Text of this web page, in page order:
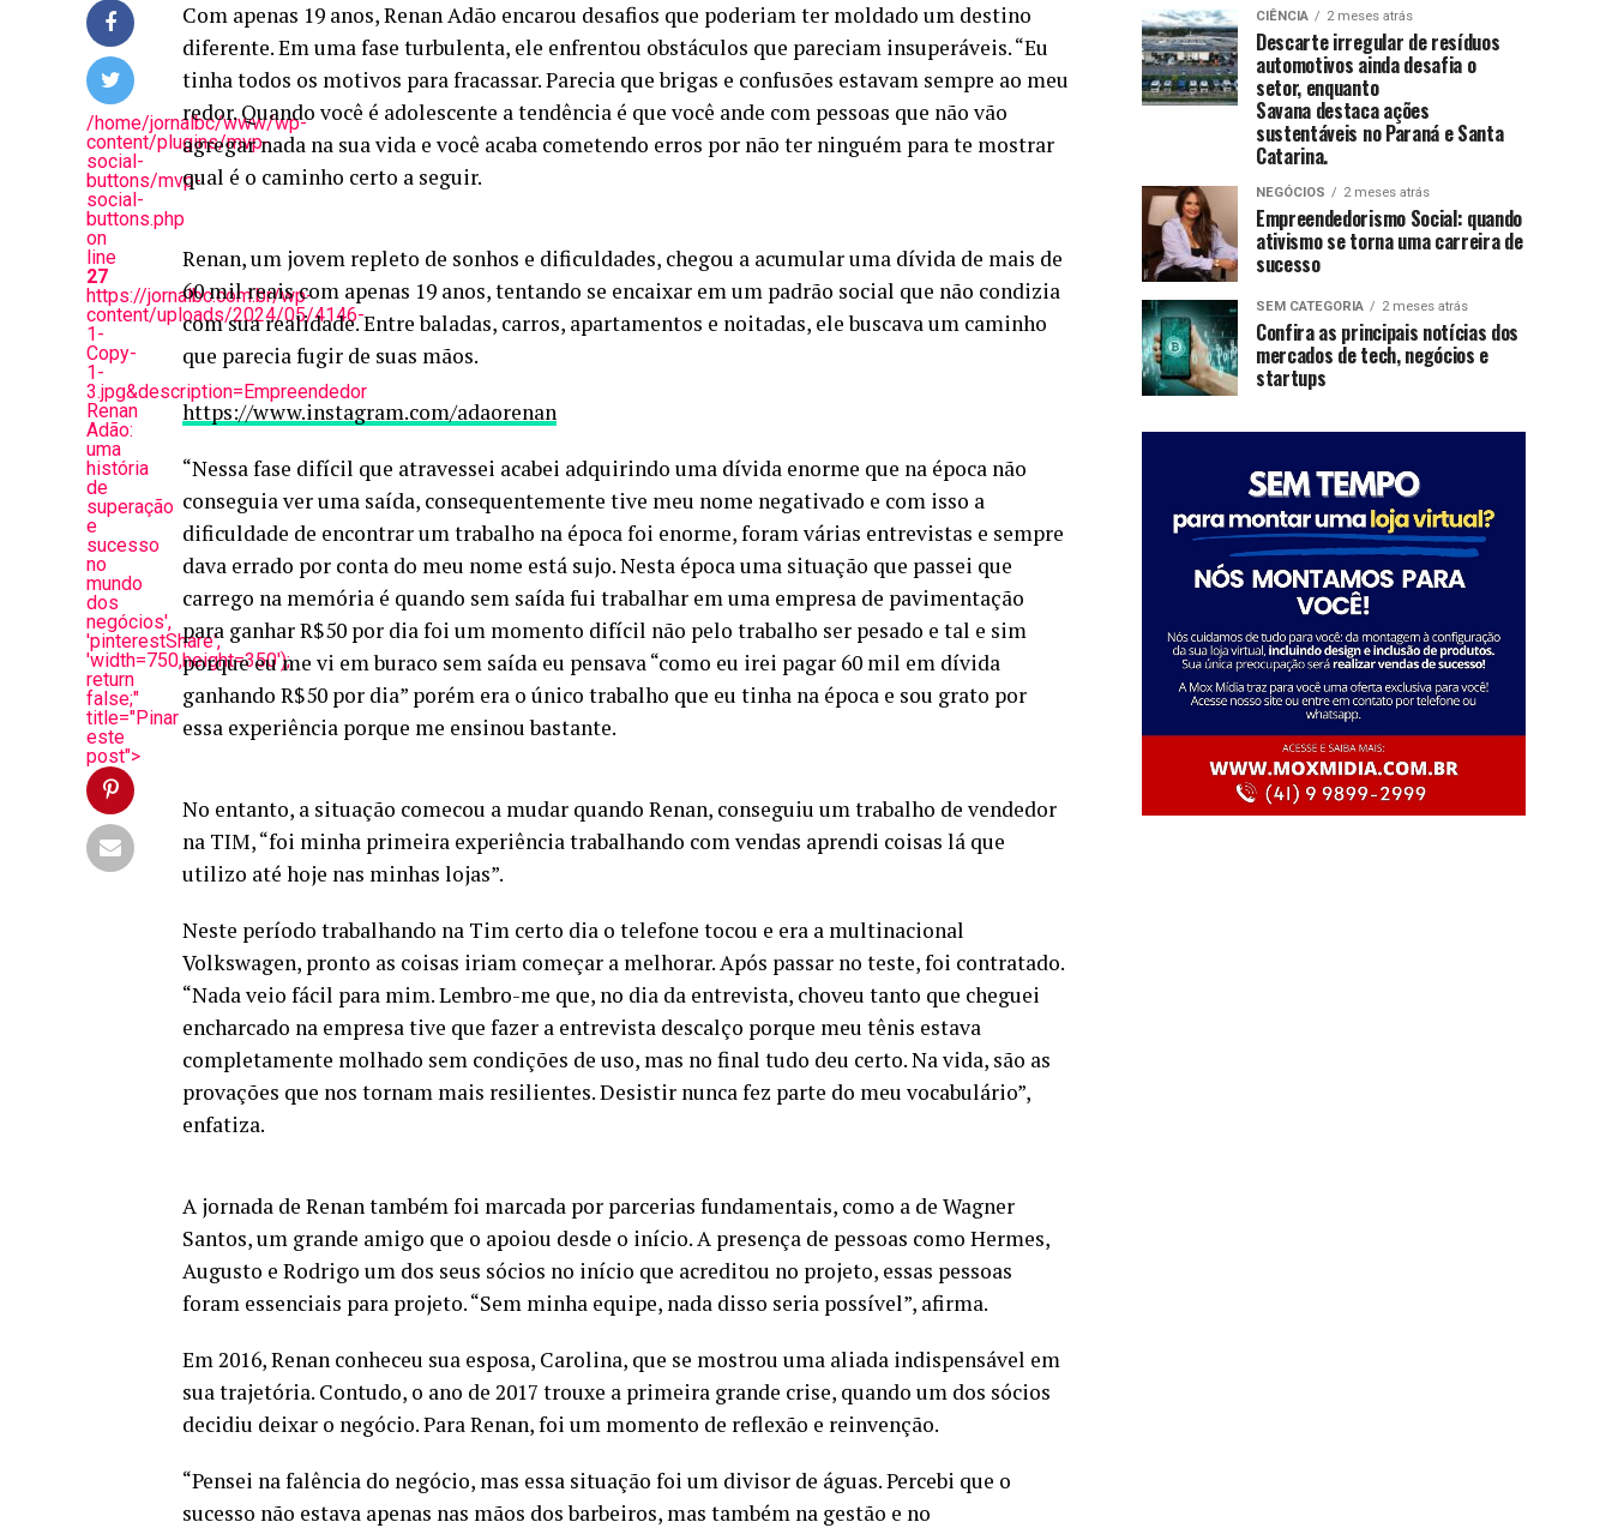
/home/jornalbc/www/wp-
content/plugins/mvp-
social-
buttons/mvp-
social-
buttons.php
on
line
27
https://jornalbc.com.br/wp-
content/uploads/2024/05/4146-
1-
Copy-
1-
3.jpg&description=Empreendedor
Renan
Adão:
uma
história
de
superação
e
sucesso
no
mundo
dos
negócios',
'pinterestShare',
'width=750,height=350');
return
false;"
title="Pinar
este
post">
Com apenas 19 anos, Renan Adão encarou desafios que poderiam ter moldado um destino
diferente. Em uma fase turbulenta, ele enfrentou obstáculos que pareciam insuperáveis. “Eu
tinha todos os motivos para fracassar. Parecia que brigas e confusões estavam sempre ao meu
redor. Quando você é adolescente a tendência é que você ande com pessoas que não vão
agregar nada na sua vida e você acaba cometendo erros por não ter ninguém para te mostrar
qual é o caminho certo a seguir.
Renan, um jovem repleto de sonhos e dificuldades, chegou a acumular uma dívida de mais de
60 mil reais com apenas 19 anos, tentando se encaixar em um padrão social que não condizia
com sua realidade. Entre baladas, carros, apartamentos e noitadas, ele buscava um caminho
que parecia fugir de suas mãos.
https://www.instagram.com/adaorenan
“Nessa fase difícil que atravessei acabei adquirindo uma dívida enorme que na época não
conseguia ver uma saída, consequentemente tive meu nome negativado e com isso a
dificuldade de encontrar um trabalho na época foi enorme, foram várias entrevistas e sempre
dava errado por conta do meu nome está sujo. Nesta época uma situação que passei que
carrego na memória é quando sem saída fui trabalhar em uma empresa de pavimentação
para ganhar R$50 por dia foi um momento difícil não pelo trabalho ser pesado e tal e sim
porque eu me vi em buraco sem saída eu pensava “como eu irei pagar 60 mil em dívida
ganhando R$50 por dia” porém era o único trabalho que eu tinha na época e sou grato por
essa experiência porque me ensinou bastante.
No entanto, a situação comecou a mudar quando Renan, conseguiu um trabalho de vendedor
na TIM, “foi minha primeira experiência trabalhando com vendas aprendi coisas lá que
utilizo até hoje nas minhas lojas”.
Neste período trabalhando na Tim certo dia o telefone tocou e era a multinacional
Volkswagen, pronto as coisas iriam começar a melhorar. Após passar no teste, foi contratado.
“Nada veio fácil para mim. Lembro-me que, no dia da entrevista, choveu tanto que cheguei
encharcado na empresa tive que fazer a entrevista descalço porque meu tênis estava
completamente molhado sem condições de uso, mas no final tudo deu certo. Na vida, são as
provações que nos tornam mais resilientes. Desistir nunca fez parte do meu vocabulário”,
enfatiza.
A jornada de Renan também foi marcada por parcerias fundamentais, como a de Wagner
Santos, um grande amigo que o apoiou desde o início. A presença de pessoas como Hermes,
Augusto e Rodrigo um dos seus sócios no início que acreditou no projeto, essas pessoas
foram essenciais para projeto. “Sem minha equipe, nada disso seria possível”, afirma.
Em 2016, Renan conheceu sua esposa, Carolina, que se mostrou uma aliada indispensável em
sua trajetória. Contudo, o ano de 2017 trouxe a primeira grande crise, quando um dos sócios
decidiu deixar o negócio. Para Renan, foi um momento de reflexão e reinvenção.
“Pensei na falência do negócio, mas essa situação foi um divisor de águas. Percebi que o
sucesso não estava apenas nas mãos dos barbeiros, mas também na gestão e no
CIÊNCIA 2 meses atrás
Descarte irregular de resíduos
automotivos ainda desafia o
setor, enquanto
Savana destaca ações
sustentáveis no Paraná e Santa
Catarina.
NEGÓCIOS 2 meses atrás
Empreendedorismo Social: quando
ativismo se torna uma carreira de
sucesso
SEM CATEGORIA 2 meses atrás
Confira as principais notícias dos
mercados de tech, negócios e
startups